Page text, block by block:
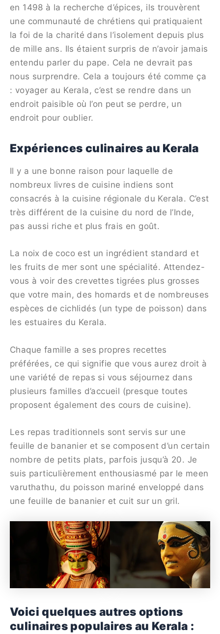
en 1498 à la recherche d’épices, ils trouvèrent
une communauté de chrétiens qui pratiquaient
la foi de la charité dans l’isolement depuis plus
de mille ans. Ils étaient surpris de n’avoir jamais
entendu parler du pape. Cela ne devrait pas
nous surprendre. Cela a toujours été comme ça
: voyager au Kerala, c’est se rendre dans un
endroit paisible où l’on peut se perdre, un
endroit pour oublier.
Expériences culinaires au Kerala
Il y a une bonne raison pour laquelle de
nombreux livres de cuisine indiens sont
consacrés à la cuisine régionale du Kerala. C’est
très différent de la cuisine du nord de l’Inde,
pas aussi riche et plus frais en goût.
La noix de coco est un ingrédient standard et
les fruits de mer sont une spécialité. Attendez-
vous à voir des crevettes tigrées plus grosses
que votre main, des homards et de nombreuses
espèces de cichlidés (un type de poisson) dans
les estuaires du Kerala.
Chaque famille a ses propres recettes
préférées, ce qui signifie que vous aurez droit à
une variété de repas si vous séjournez dans
plusieurs familles d’accueil (presque toutes
proposent également des cours de cuisine).
Les repas traditionnels sont servis sur une
feuille de bananier et se composent d’un certain
nombre de petits plats, parfois jusqu’à 20. Je
suis particulièrement enthousiasmé par le meen
varuthathu, du poisson mariné enveloppé dans
une feuille de bananier et cuit sur un gril.
Voici quelques autres options
culinaires populaires au Kerala :